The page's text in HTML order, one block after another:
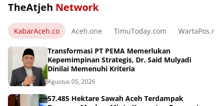
TheAtjeh Network
KabarAceh.co Aceh.one TimuToday.com WartaPos.net
Transformasi PT PEMA Memerlukan
Kepemimpinan Strategis, Dr. Said Mulyadi
Dinilai Memenuhi Kriteria
Agustus 05, 2026
57.485 Hektare Sawah Aceh Terdampak